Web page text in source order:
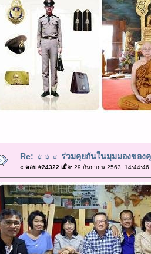
Re: ☼☼☼ ร่วมคุยกันในมุมมองของ
« ตอบ #24322 เมื่อ:29 กันยายน 2563, 14:44:46